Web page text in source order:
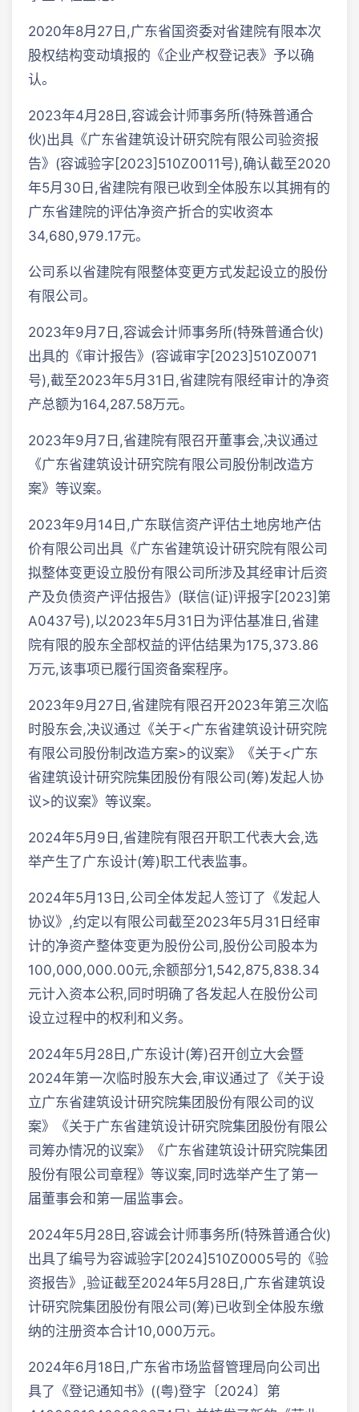
2020年8月27日,广东省国资委对省建院有限本次
股权结构变动填报的《企业产权登记表》予以确
认。
2023年4月28日,容诚会计师事务所(特殊普通合
伙)出具《广东省建筑设计研究院有限公司验资报
告》(容诚验字[2023]510Z0011号),确认截至2020
年5月30日,省建院有限已收到全体股东以其拥有的
广东省建院的评估净资产折合的实收资本
34,680,979.17元。
公司系以省建院有限整体变更方式发起设立的股份
有限公司。
2023年9月7日,容诚会计师事务所(特殊普通合伙)
出具的《审计报告》(容诚审字[2023]510Z0071
号),截至2023年5月31日,省建院有限经审计的净资
产总额为164,287.58万元。
2023年9月7日,省建院有限召开董事会,决议通过
《广东省建筑设计研究院有限公司股份制改造方
案》等议案。
2023年9月14日,广东联信资产评估土地房地产估
价有限公司出具《广东省建筑设计研究院有限公司
拟整体变更设立股份有限公司所涉及其经审计后资
产及负债资产评估报告》(联信(证)评报字[2023]第
A0437号),以2023年5月31日为评估基准日,省建
院有限的股东全部权益的评估结果为175,373.86
万元,该事项已履行国资备案程序。
2023年9月27日,省建院有限召开2023年第三次临
时股东会,决议通过《关于<广东省建筑设计研究院
有限公司股份制改造方案>的议案》《关于<广东
省建筑设计研究院集团股份有限公司(筹)发起人协
议>的议案》等议案。
2024年5月9日,省建院有限召开职工代表大会,选
举产生了广东设计(筹)职工代表监事。
2024年5月13日,公司全体发起人签订了《发起人
协议》,约定以有限公司截至2023年5月31日经审
计的净资产整体变更为股份公司,股份公司股本为
100,000,000.00元,余额部分1,542,875,838.34
元计入资本公积,同时明确了各发起人在股份公司
设立过程中的权利和义务。
2024年5月28日,广东设计(筹)召开创立大会暨
2024年第一次临时股东大会,审议通过了《关于设
立广东省建筑设计研究院集团股份有限公司的议
案》《关于广东省建筑设计研究院集团股份有限公
司筹办情况的议案》《广东省建筑设计研究院集团
股份有限公司章程》等议案,同时选举产生了第一
届董事会和第一届监事会。
2024年5月28日,容诚会计师事务所(特殊普通合伙)
出具了编号为容诚验字[2024]510Z0005号的《验
资报告》,验证截至2024年5月28日,广东省建筑设
计研究院集团股份有限公司(筹)已收到全体股东缴
纳的注册资本合计10,000万元。
2024年6月18日,广东省市场监督管理局向公司出
具了《登记通知书》((粤)登字〔2024〕第